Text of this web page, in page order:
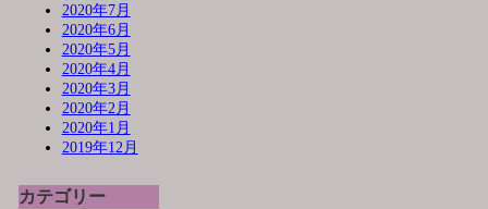
2020年7月
2020年6月
2020年5月
2020年4月
2020年3月
2020年2月
2020年1月
2019年12月
カテゴリー